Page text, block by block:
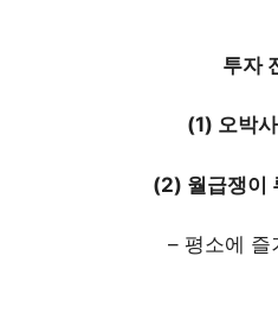
투자
(1) 오박
(2) 월급쟁이
– 평소에 즐